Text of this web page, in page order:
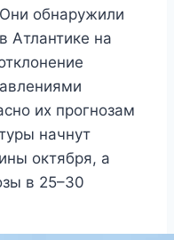
обнаружили
Атлантике на
их прогнозам
начнут
октября, а
в 25–30